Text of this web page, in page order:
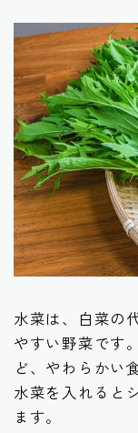
水菜は、白菜の
やすい野菜です
ど、やわらかい
水菜を入れると
ます。